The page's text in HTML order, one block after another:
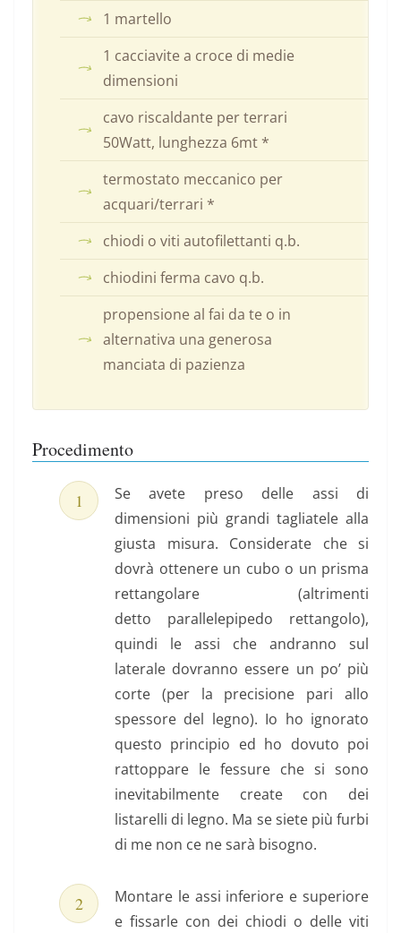
1 martello
1 cacciavite a croce di medie
dimensioni
cavo riscaldante per terrari
50Watt, lunghezza 6mt *
termostato meccanico per
acquari/terrari *
chiodi o viti autofilettanti q.b.
chiodini ferma cavo q.b.
propensione al fai da te o in
alternativa una generosa
manciata di pazienza
Procedimento
Se avete preso delle assi di
dimensioni più grandi tagliatele alla
giusta misura. Considerate che si
dovrà ottenere un cubo o un prisma
rettangolare (altrimenti
detto parallelepipedo rettangolo),
quindi le assi che andranno sul
laterale dovranno essere un po’ più
corte (per la precisione pari allo
spessore del legno). Io ho ignorato
questo principio ed ho dovuto poi
rattoppare le fessure che si sono
inevitabilmente create con dei
listarelli di legno. Ma se siete più furbi
di me non ce ne sarà bisogno.
Montare le assi inferiore e superiore
e fissarle con dei chiodi o delle viti